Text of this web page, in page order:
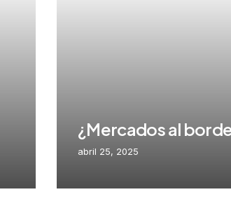
¿Mercados al
abril 25, 2025